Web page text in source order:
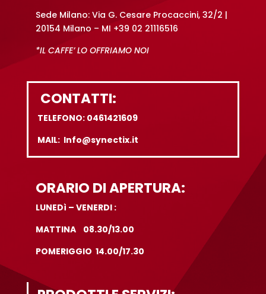
Sede Milano: Via G. Cesare Procaccini, 32/2 |
20154 Milano – MI +39 02 21116516
*IL CAFFE’ LO OFFRIAMO NOI
CONTATTI:
TELEFONO: 0461421609
MAIL: Info@synectix.it
ORARIO DI APERTURA:
LUNEDì – VENERDI :
MATTINA 08.30/13.00
POMERIGGIO 14.00/17.30